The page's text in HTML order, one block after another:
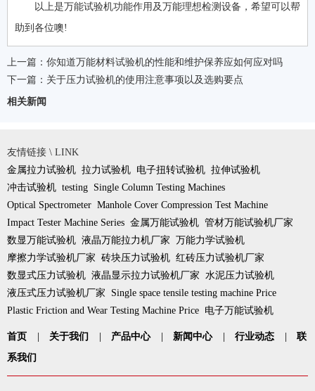
以上是万能试验机功能作用及万能理想检测设备，希望可以帮
助到各位噢!
上一篇： 你知道万能材料试验机的性能和维护保养应如何应对吗
下一篇： 关于压力试验机的使用注意事项以及选购要点
相关新闻
友情链接 \ LINK
金属拉力试验机 拉力试验机 电子扭转试验机 拉伸试验机
冲击试验机 testing Single Column Testing Machines
Optical Spectrometer Manhole Cover Compression Test Machine
Impact Tester Machine Series 金属万能试验机 管材万能试验机厂家
数显万能试验机 液晶万能拉力机厂家 万能力学试验机
摩擦力学试验机厂家 砖块压力试验机 红砖压力试验机厂家
数显式压力试验机 液晶显示拉力试验机厂家 水泥压力试验机
液压式压力试验机厂家
Single space tensile testing machine Price
Plastic Friction and Wear Testing Machine Price 电子万能试验机
首页 | 关于我们 | 产品中心 | 新闻中心 | 行业动态 |
联
系我们